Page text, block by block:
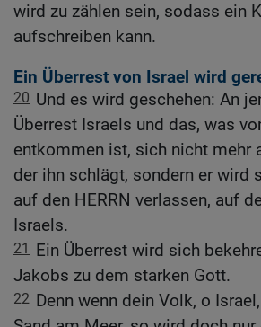
wird zu zählen sein, sodass ein
aufschreiben kann.
Ein Überrest von Israel wird
20 Und es wird geschehen: An
Überrest Israels und das, was
entkommen ist, sich nicht mehr
der ihn schlägt, sondern er wird
auf den HERRN verlassen, auf
Israels.
21
Ein Überrest wird sich
Jakobs zu dem starken Gott.
22 Denn wenn dein Volk, o